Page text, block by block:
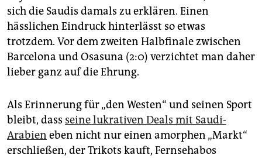
sich die Saudis damals zu erklären. Einen
hässlichen Eindruck hinterlässt so etwas
trotzdem. Vor dem zweiten Halbfinale zwischen
Barcelona und Osasuna (2:0) verzichtet man daher
lieber ganz auf die Ehrung.
Als Erinnerung für „den Westen“ und seinen Sport
bleibt, dass seine lukrativen Deals mit Saudi-
Arabien eben nicht nur einen amorphen „Markt“
erschließen, der Trikots kauft, Fernsehabos